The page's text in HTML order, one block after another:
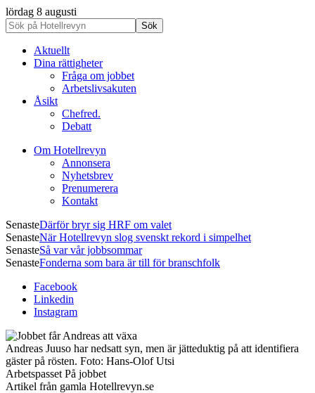
lördag 8 augusti
Aktuellt
Dina rättigheter
Fråga om jobbet
Arbetslivsakuten
Åsikt
Chefred.
Debatt
Om Hotellrevyn
Annonsera
Nyhetsbrev
Prenumerera
Kontakt
SenasteDärför bryr sig HRF om valet
SenasteNär Hotellrevyn slog svenskt rekord i simpelhet
SenasteSå var vår jobbsommar
SenasteFonderna som bara är till för branschfolk
Facebook
Linkedin
Instagram
Andreas Juuso har nedsatt syn, men är jätte­duktig på att identifiera
gäster på rösten. Foto: Hans-Olof Utsi
Arbetspasset På jobbet
Artikel från gamla Hotellrevyn.se